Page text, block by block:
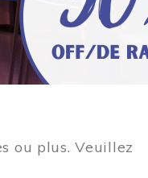
ou plus. Veuillez